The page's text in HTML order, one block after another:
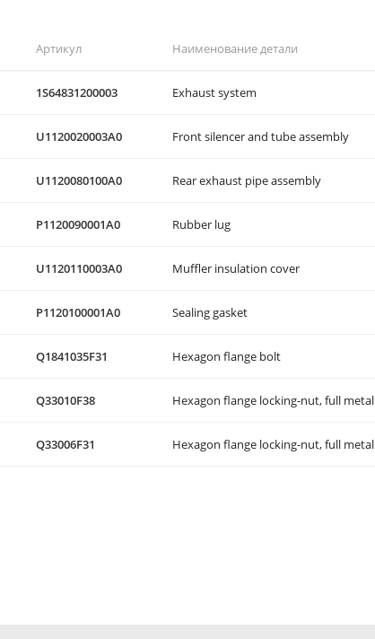
Артикул Наименование детали
1S64831200003 Exhaust system
U1120020003A0 Front silencer and tube assembly
U1120080100А0 Rear exhaust pipe assembly
Р1120090001А0 Rubber lug
U1120110003A0 Muffler insulation cover
Р1120100001А0 Sealing gasket
Q1841035F31 Hexagon flange bolt
Q33010F38 Hexagon flange locking-nut, full metal
Q33006F31 Hexagon flange locking-nut, full metal